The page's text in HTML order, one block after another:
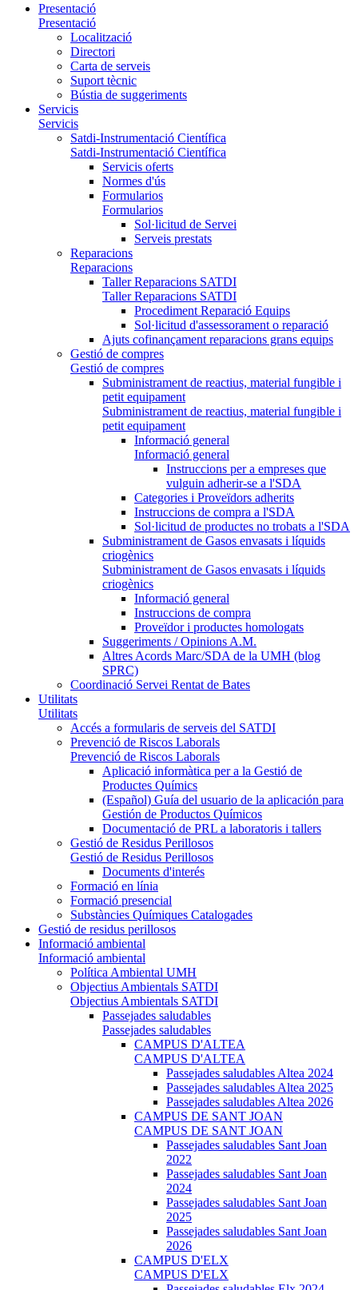
Presentació
Presentació
Localització
Directori
Carta de serveis
Suport tècnic
Bústia de suggeriments
Servicis
Servicis
Satdi-Instrumentació Científica
Satdi-Instrumentació Científica
Servicis oferts
Normes d'ús
Formularios
Formularios
Sol·licitud de Servei
Serveis prestats
Reparacions
Reparacions
Taller Reparacions SATDI
Taller Reparacions SATDI
Procediment Reparació Equips
Sol·licitud d'assessorament o reparació
Ajuts cofinançament reparacions grans equips
Gestió de compres
Gestió de compres
Subministrament de reactius, material fungible i
petit equipament
Subministrament de reactius, material fungible i
petit equipament
Informació general
Informació general
Instruccions per a empreses que
vulguin adherir-se a l'SDA
Categories i Proveïdors adherits
Instruccions de compra a l'SDA
Sol·licitud de productes no trobats a l'SDA
Subministrament de Gasos envasats i líquids
criogènics
Subministrament de Gasos envasats i líquids
criogènics
Informació general
Instruccions de compra
Proveïdor i productes homologats
Suggeriments / Opinions A.M.
Altres Acords Marc/SDA de la UMH (blog
SPRC)
Coordinació Servei Rentat de Bates
Utilitats
Utilitats
Accés a formularis de serveis del SATDI
Prevenció de Riscos Laborals
Prevenció de Riscos Laborals
Aplicació informàtica per a la Gestió de
Productes Químics
(Español) Guía del usuario de la aplicación para
Gestión de Productos Químicos
Documentació de PRL a laboratoris i tallers
Gestió de Residus Perillosos
Gestió de Residus Perillosos
Documents d'interés
Formació en línia
Formació presencial
Substàncies Químiques Catalogades
Gestió de residus perillosos
Informació ambiental
Informació ambiental
Política Ambiental UMH
Objectius Ambientals SATDI
Objectius Ambientals SATDI
Passejades saludables
Passejades saludables
CAMPUS D'ALTEA
CAMPUS D'ALTEA
Passejades saludables Altea 2024
Passejades saludables Altea 2025
Passejades saludables Altea 2026
CAMPUS DE SANT JOAN
CAMPUS DE SANT JOAN
Passejades saludables Sant Joan
2022
Passejades saludables Sant Joan
2024
Passejades saludables Sant Joan
2025
Passejades saludables Sant Joan
2026
CAMPUS D'ELX
CAMPUS D'ELX